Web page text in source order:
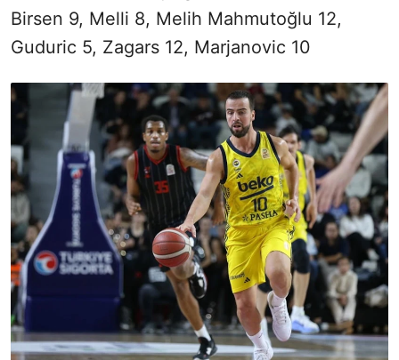
Birsen 9, Melli 8, Melih Mahmutoğlu 12,
Guduric 5, Zagars 12, Marjanovic 10